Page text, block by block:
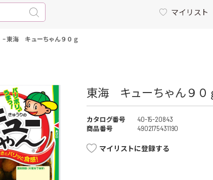
マイリスト
-東海 キューちゃん９０ｇ
東海 キューちゃん９０
カタログ番号
40-15-20843
商品番号
4902175431190
マイリストに登録する